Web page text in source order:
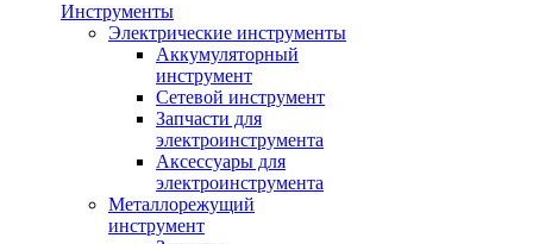
Инструменты
Электрические инструменты
Аккумуляторный
инструмент
Сетевой инструмент
Запчасти для
электроинструмента
Аксессуары для
электроинструмента
Металлорежущий
инструмент